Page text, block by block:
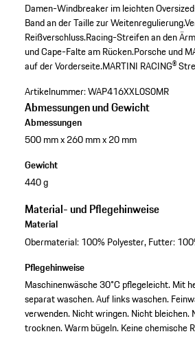
Damen-Windbreaker im leichten
Band an der Taille zur Weitenregulierung.
Reißverschluss.Racing-Streifen an den
und Cape-Falte am Rücken.Porsche und
auf der Vorderseite.MARTINI RACING®
Artikelnummer:WAP416XXL0S0MR
Abmessungen und Gewicht
Abmessungen
500 mm x 260 mm x 20 mm
Gewicht
440 g
Material- und Pflegehinweise
Material
Obermaterial: 100% Polyester, Futter:
Pflegehinweise
Maschinenwäsche 30°C pflegeleicht. Mit
separat waschen. Auf links waschen.
verwenden. Nicht wringen. Nicht bleichen.
trocknen. Warm bügeln. Keine chemische